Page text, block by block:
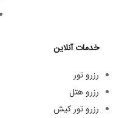
خدمات آنلاین
رزرو تور
رزرو هتل
رزرو تور کیش